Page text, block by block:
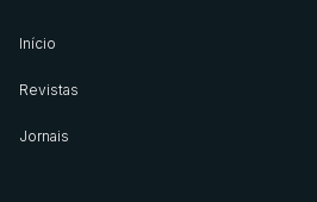
Início
Revistas
Jornais